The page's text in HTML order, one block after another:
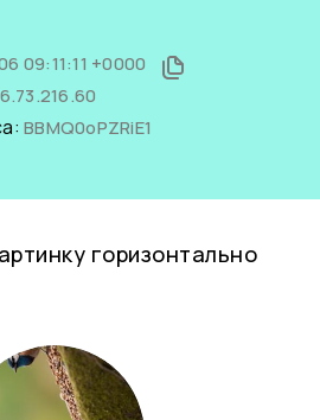
09:11:11 +0000
BBMQ0oPZRiE1
горизонтально